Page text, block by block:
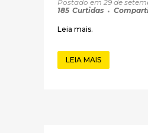
Postado em 29 de
185 Curtidas
Leia mais.
LEIA MAIS